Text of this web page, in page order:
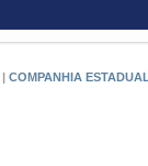
| COMPANHIA